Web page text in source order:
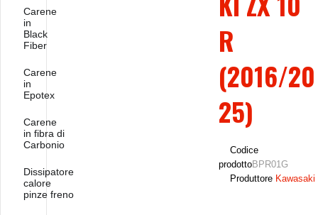
R
(2016/20
25)
Codice
prodottoBPR01G
Produttore Kawasaki
Carene
in
Black
Fiber
Carene
in
Epotex
Carene
in fibra di
Carbonio
Dissipatore
calore
pinze freno